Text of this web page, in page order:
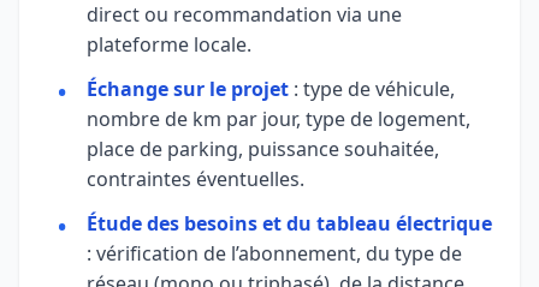
direct ou recommandation via une
plateforme locale.
Échange sur le projet : type de véhicule,
nombre de km par jour, type de logement,
place de parking, puissance souhaitée,
contraintes éventuelles.
Étude des besoins et du tableau électrique
: vérification de l’abonnement, du type de